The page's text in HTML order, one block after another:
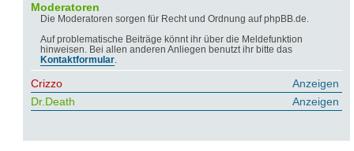
Moderatoren
Die Moderatoren sorgen für Recht und Ordnung auf phpBB.de.
Auf problematische Beiträge könnt ihr über die Meldefunktion
hinweisen. Bei allen anderen Anliegen benutzt ihr bitte das
Kontaktformular.
Anzeigen
Crizzo
Anzeigen
Dr.Death